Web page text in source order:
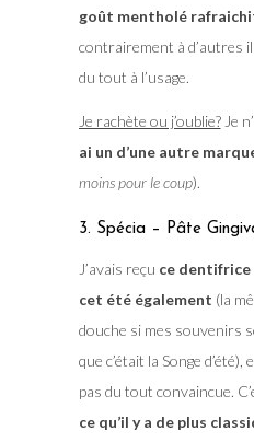
goût mentholé
contrairement à d’autres il
du tout à l’usage.
Je rachète ou j’oublie?Je
ai un d’une autre
moins pour le coup).
3. Spécia – Pâte
J’avais reçu ce dentifrice
cet été également (la
douche si mes souvenirs
que c’était la Songe
pas du tout convaincue.
ce qu’il y a de plus